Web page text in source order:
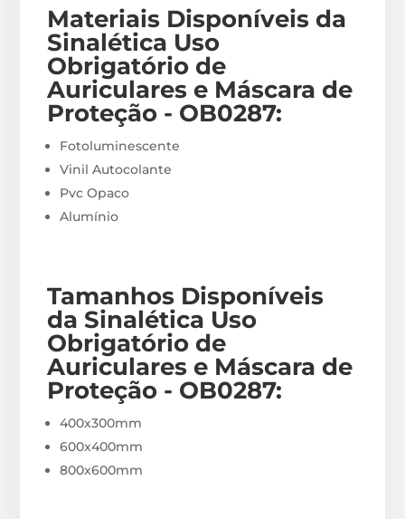
Materiais Disponíveis da
Sinalética Uso
Obrigatório de
Auriculares e Máscara de
Proteção - OB0287:
Fotoluminescente
Vinil Autocolante
Pvc Opaco
Alumínio
Tamanhos Disponíveis
da Sinalética Uso
Obrigatório de
Auriculares e Máscara de
Proteção - OB0287:
400x300mm
600x400mm
800x600mm